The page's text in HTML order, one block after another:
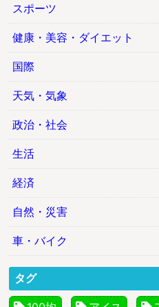
スポーツ
健康・美容・ダイエット
国際
天気・気象
政治・社会
生活
経済
自然・災害
車・バイク
タグ